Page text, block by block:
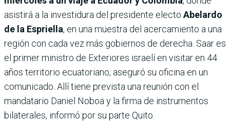
asistirá a la investidura del presidente electo Abelardo
de la Espriella, en una muestra del acercamiento a una
región con cada vez más gobiernos de derecha. Saar es
el primer ministro de Exteriores israelí en visitar en 44
años territorio ecuatoriano, aseguró su oficina en un
comunicado. Allí tiene prevista una reunión con el
mandatario Daniel Noboa y la firma de instrumentos
bilaterales, informó por su parte Quito.